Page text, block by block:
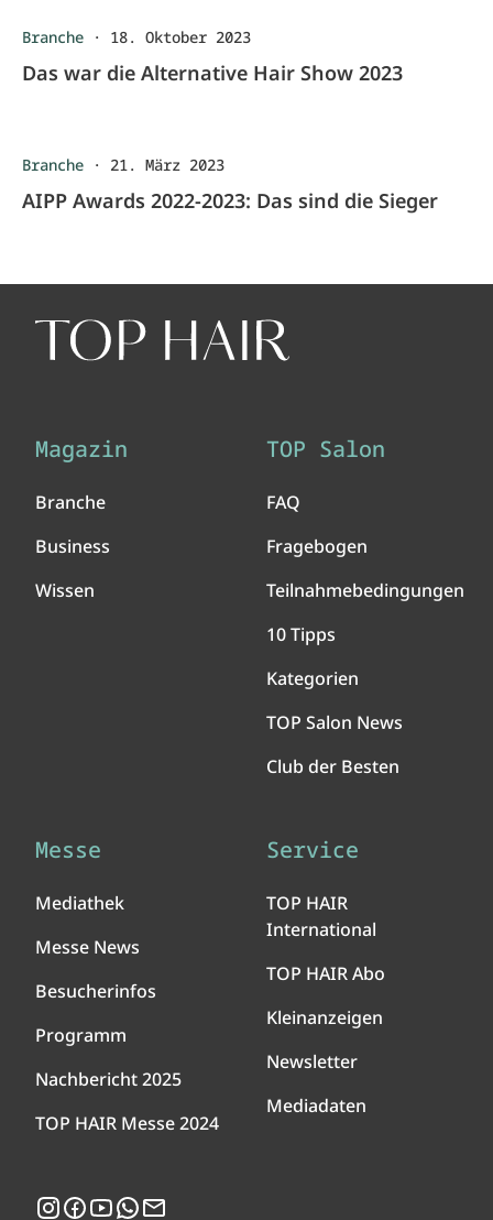
Branche · 18. Oktober 2023
Das war die Alternative Hair Show 2023
Branche · 21. März 2023
AIPP Awards 2022-2023: Das sind die Sieger
Magazin
Branche
Business
Wissen
TOP Salon
FAQ
Fragebogen
Teilnahmebedingungen
10 Tipps
Kategorien
TOP Salon News
Club der Besten
Messe
Mediathek
Messe News
Besucherinfos
Programm
Nachbericht 2025
TOP HAIR Messe 2024
Service
TOP HAIR
International
TOP HAIR Abo
Kleinanzeigen
Newsletter
Mediadaten
Instagram
Facebook
YouTubeWhatsApp